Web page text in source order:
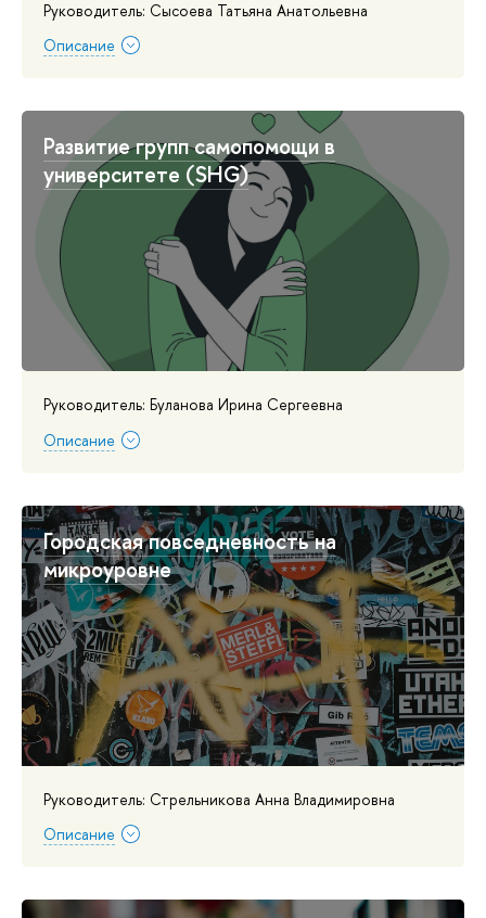
Руководитель: Сысоева Татьяна Анатольевна
Описание
Развитие групп самопомощи в
университете (SHG)
Руководитель: Буланова Ирина Сергеевна
Описание
Городская повседневность на
микроуровне
Руководитель: Стрельникова Анна Владимировна
Описание